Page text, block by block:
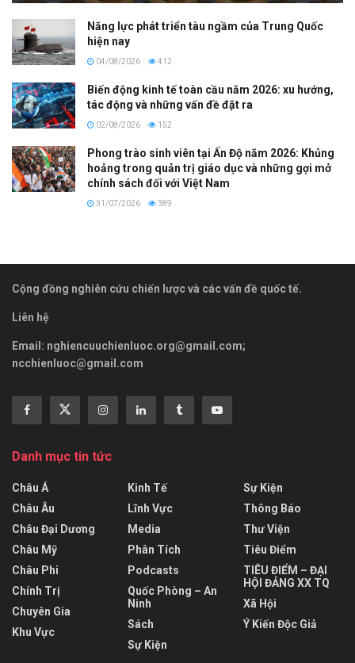
Năng lực phát triển tàu ngầm của Trung Quốc
hiện nay
04/08/2026 412
Biến động kinh tế toàn cầu năm 2026: xu hướng,
tác động và những vấn đề đặt ra
02/08/2026 152
Phong trào sinh viên tại Ấn Độ năm 2026: Khủng
hoảng trong quản trị giáo dục và những gợi mở
chính sách đối với Việt Nam
31/07/2026 389
Cộng đồng nghiên cứu chiến lược và các vấn đề quốc tế.
Liên hệ
Email: nghiencuuchienluoc.org@gmail.com;
ncchienluoc@gmail.com
Danh mục tin tức
Châu Á
Châu Âu
Châu Đại Dương
Châu Mỹ
Châu Phi
Chính Trị
Chuyên Gia
Khu Vực
Kinh Tế
Lĩnh Vực
Media
Phân Tích
Podcasts
Quốc Phòng – An
Ninh
Sách
Sự Kiện
Sự Kiện
Thông Báo
Thư Viện
Tiêu Điểm
TIÊU ĐIỂM – ĐẠI
HỘI ĐẢNG XX TQ
Xã Hội
Ý Kiến Độc Giả